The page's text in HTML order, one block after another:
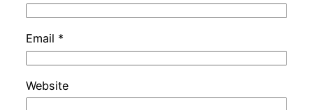
Email *
Website